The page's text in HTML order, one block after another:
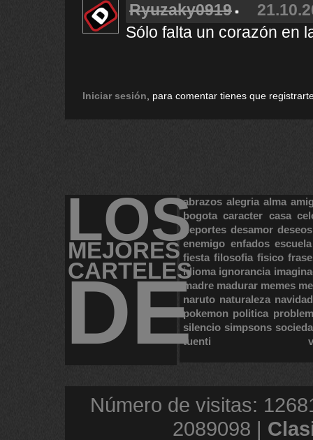
Ryuzaky0919
Sólo falta un corazón en
Iniciar sesión , para comentar tienes que
LOS
MEJORES
CARTELES
DE
abrazos alegria alma
bogota caracter casa
deportes desamor deseos
enemigo enfados escuela
fiesta filosofia fisico
idioma ignorancia
madre madurar memes
naruto naturaleza navidad
pokemon politica
silencio simpsons
tuenti
Número de visitas:
2089098 |